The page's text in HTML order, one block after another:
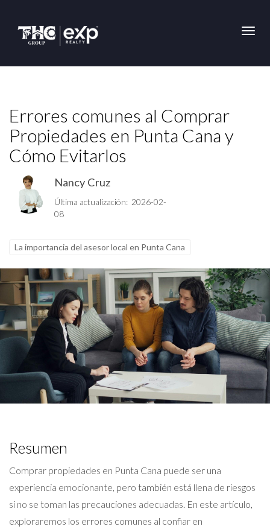
Errores comunes al Comprar
Propiedades en Punta Cana y
Cómo Evitarlos
Nancy Cruz
Última actualización: 2026-02-
08
La importancia del asesor local en Punta Cana
Resumen
Comprar propiedades en Punta Cana puede ser una
experiencia emocionante, pero también está llena de riesgos
si no se toman las precauciones adecuadas. En este artículo,
exploraremos los errores comunes al confiar en